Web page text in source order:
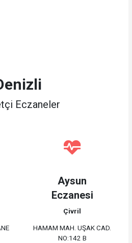
Eczaneler
Aysun
Eczanesi
Çivril
HAMAM MAH. UŞAK CAD.
NO:142 B